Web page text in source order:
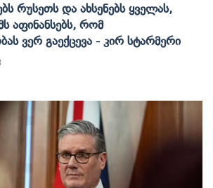
Რუსეთს Და Ახსენებს Ყველას,
Აფინანსებს, Რომ
Ვერ Გაექცევა - Კირ Სტარმერი